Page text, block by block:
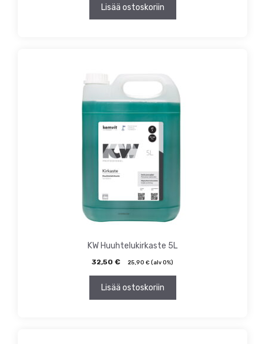
Lisää ostoskoriin
KW Huuhtelukirkaste 5L
32,50 € 25,90 € (alv 0%)
Lisää ostoskoriin